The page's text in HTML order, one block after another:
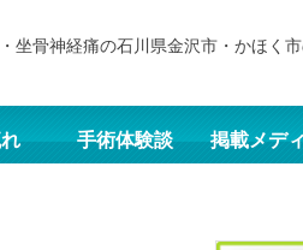
坐骨神経痛の石川県金沢市・かほく
手術体験談 掲載メデ